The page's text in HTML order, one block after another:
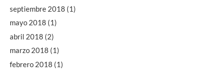
septiembre 2018 (1)
mayo 2018 (1)
abril 2018 (2)
marzo 2018 (1)
febrero 2018 (1)